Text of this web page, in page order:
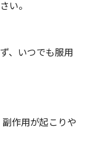
い。
、いつでも服用
作用が起こりや